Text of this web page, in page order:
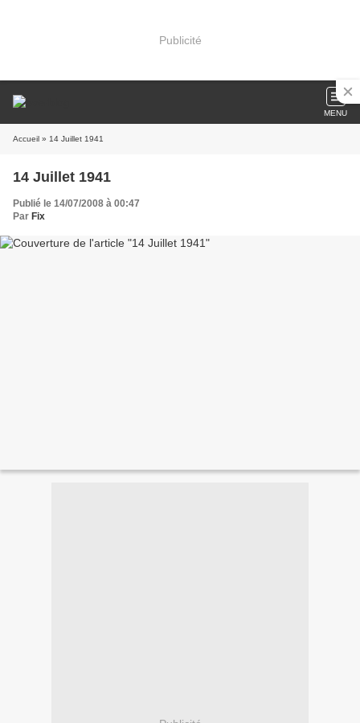
Publicité
MENU
Accueil » 14 Juillet 1941
14 Juillet 1941
Publié le 14/07/2008 à 00:47
Par Fix